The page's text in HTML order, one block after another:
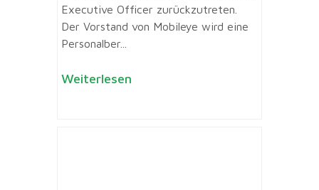
Executive Officer zurückzutreten.
Der Vorstand von Mobileye wird eine
Personalber...
Weiterlesen